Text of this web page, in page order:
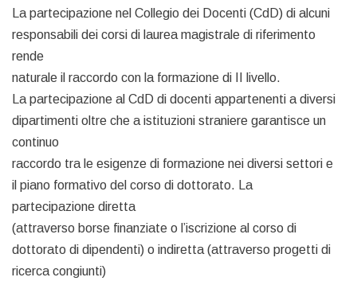
La partecipazione nel Collegio dei Docenti (CdD) di alcuni
responsabili dei corsi di laurea magistrale di riferimento
rende
naturale il raccordo con la formazione di II livello.
La partecipazione al CdD di docenti appartenenti a diversi
dipartimenti oltre che a istituzioni straniere garantisce un
continuo
raccordo tra le esigenze di formazione nei diversi settori e
il piano formativo del corso di dottorato. La
partecipazione diretta
(attraverso borse finanziate o l’iscrizione al corso di
dottorato di dipendenti) o indiretta (attraverso progetti di
ricerca congiunti)